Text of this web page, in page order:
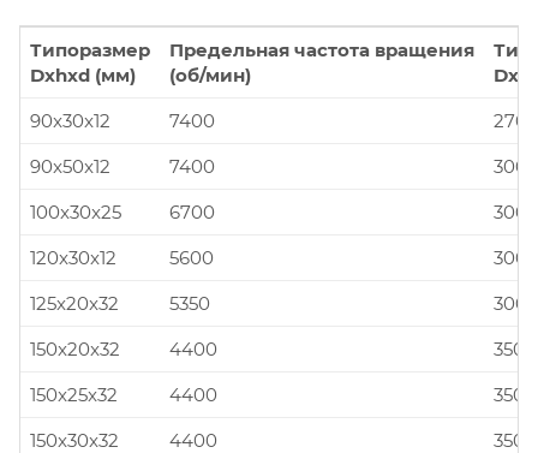
Типоразмер
Dxhxd (мм)
Предельная частота вращения
(об/мин)
90x30x12
7400
90x50x12
7400
100x30x25
6700
120x30x12
5600
125x20x32
5350
150x20x32
4400
150x25x32
4400
150x30x32
4400